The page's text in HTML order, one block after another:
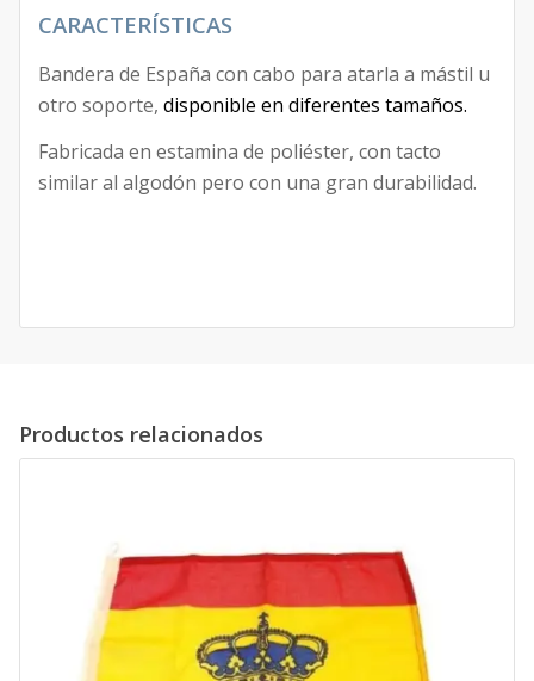
CARACTERÍSTICAS
Bandera de España con cabo para atarla a mástil u
otro soporte, disponible en diferentes tamaños.
Fabricada en estamina de poliéster, con tacto
similar al algodón pero con una gran durabilidad.
Productos relacionados